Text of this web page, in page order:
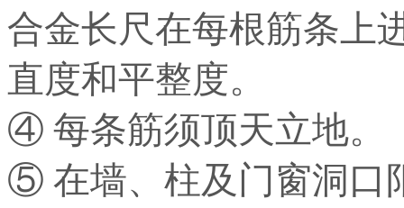
合金长尺在每根筋条上
直度和平整度。
④ 每条筋须顶天立地。
⑤ 在墙、柱及门窗洞口